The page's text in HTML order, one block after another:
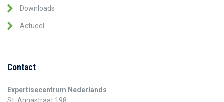
Downloads
Actueel
Contact
Expertisecentrum Nederlands
St. Annastraat 198